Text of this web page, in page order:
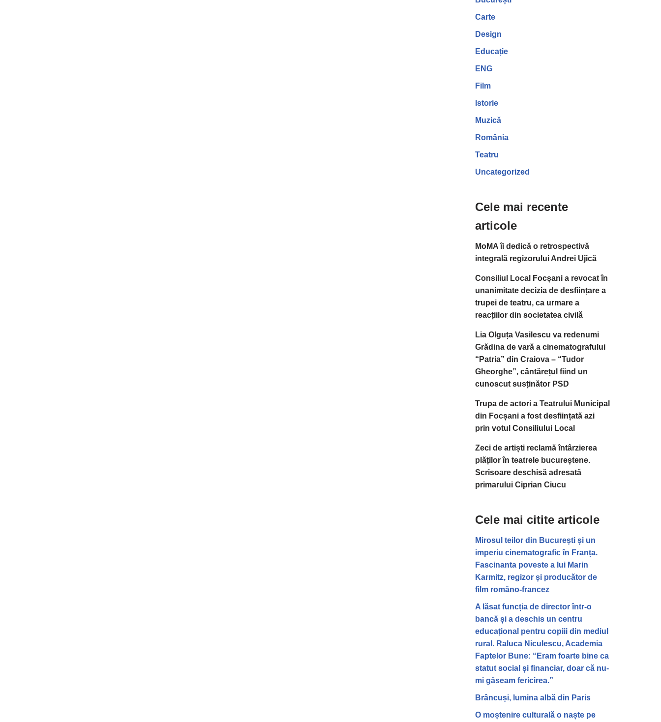
Carte
Design
Educație
ENG
Film
Istorie
Muzică
România
Teatru
Uncategorized
Cele mai recente
articole
MoMA îi dedică o retrospectivă
integrală regizorului Andrei Ujică
Consiliul Local Focșani a revocat în
unanimitate decizia de desființare a
trupei de teatru, ca urmare a
reacțiilor din societatea civilă
Lia Olguța Vasilescu va redenumi
Grădina de vară a cinematografului
“Patria” din Craiova – “Tudor
Gheorghe”, cântărețul fiind un
cunoscut susținător PSD
Trupa de actori a Teatrului Municipal
din Focșani a fost desființată azi
prin votul Consiliului Local
Zeci de artiști reclamă întârzierea
plăților în teatrele bucureștene.
Scrisoare deschisă adresată
primarului Ciprian Ciucu
Cele mai citite articole
Mirosul teilor din București și un
imperiu cinematografic în Franța.
Fascinanta poveste a lui Marin
Karmitz, regizor și producător de
film româno-francez
A lăsat funcția de director într-o
bancă și a deschis un centru
educațional pentru copiii din mediul
rural. Raluca Niculescu, Academia
Faptelor Bune: “Eram foarte bine ca
statut social și financiar, doar că nu-
mi găseam fericirea.”
Brâncuși, lumina albă din Paris
O moștenire culturală o naște pe